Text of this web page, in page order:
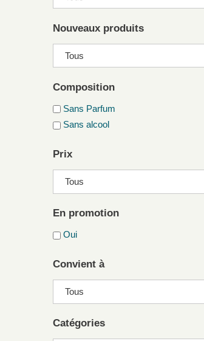
Nouveaux produits
Composition
Sans Parfum
Sans alcool
Prix
En promotion
Oui
Convient à
Catégories